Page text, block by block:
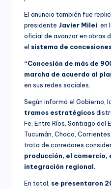
El anuncio también fue
presidente Javier Milei ,
oficial de avanzar en obras
el sistema de
“Concesión de más de
marcha de acuerdo al
en sus redes sociales.
Según informó el Gobierno,
tramos estratégicos
Fe, Entre Ríos, Santiago del
Tucumán, Chaco,
trata de corredores
producción, el comercio,
integración regional.
En total, se presentaron